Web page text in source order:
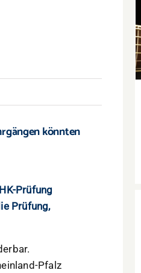
könnten
Prüfung
Prüfung,
Pfalz